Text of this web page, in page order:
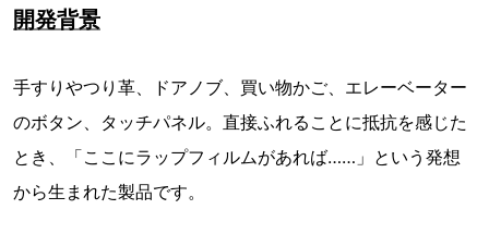
開発背景
手すりやつり革、ドアノブ、買い物かご、エレーベーター
のボタン、タッチパネル。直接ふれることに抵抗を感じた
とき、「ここにラップフィルムがあれば……」という発想
から生まれた製品です。